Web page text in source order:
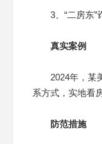
3、“二房东”诈
真实案例
2024年，某美
系方式，实地看
防范措施